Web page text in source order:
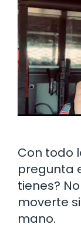
Con todo
pregunta
tienes?
moverte
mano.